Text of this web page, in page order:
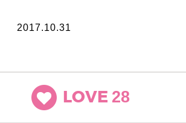
2017.10.31
LOVE 28